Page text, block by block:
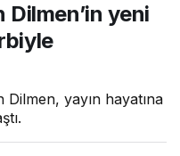
“Derbiyle başlıyoruz…”
Dilmen’in yeni
yayın hayatına